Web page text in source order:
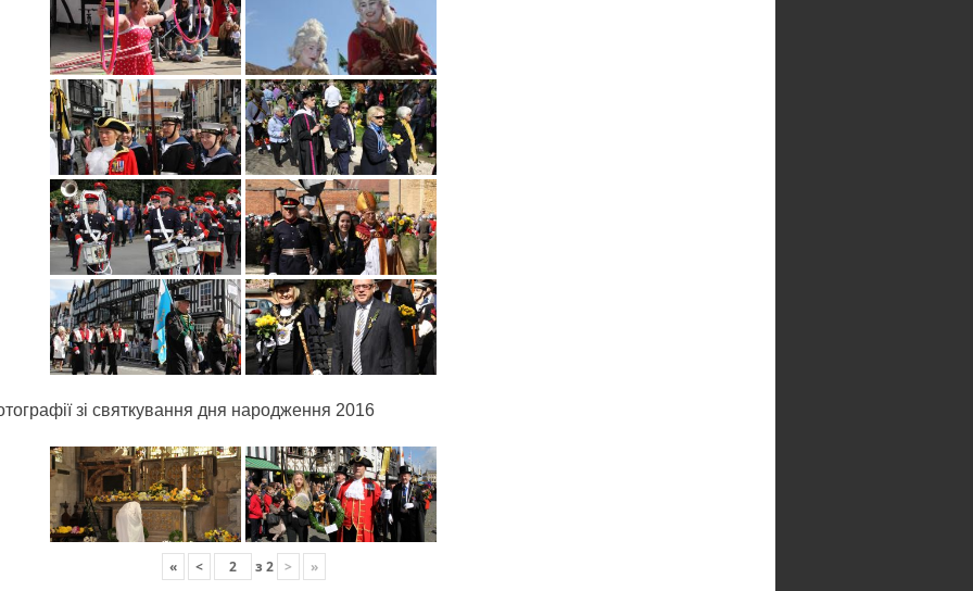
зі святкування дня народження 2016
« < з 2 > »